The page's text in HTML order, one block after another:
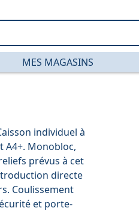
MES MAGASINS
individuel à
Monobloc,
prévus à cet
directe
Coulissement
et porte-